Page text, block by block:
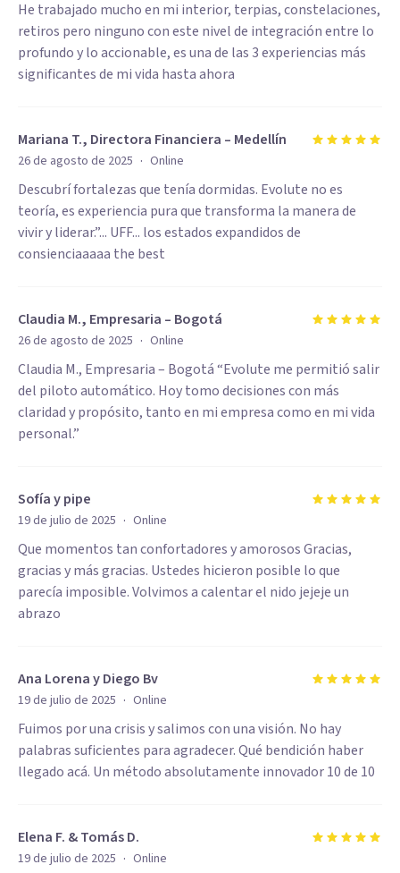
He trabajado mucho en mi interior, terpias, constelaciones,
retiros pero ninguno con este nivel de integración entre lo
profundo y lo accionable, es una de las 3 experiencias más
significantes de mi vida hasta ahora
Mariana T., Directora Financiera – Medellín
26 de agosto de 2025 · Online
Descubrí fortalezas que tenía dormidas. Evolute no es
teoría, es experiencia pura que transforma la manera de
vivir y liderar.”... UFF... los estados expandidos de
consienciaaaaa the best
Claudia M., Empresaria – Bogotá
26 de agosto de 2025 · Online
Claudia M., Empresaria – Bogotá “Evolute me permitió salir
del piloto automático. Hoy tomo decisiones con más
claridad y propósito, tanto en mi empresa como en mi vida
personal.”
Sofía y pipe
19 de julio de 2025 · Online
Que momentos tan confortadores y amorosos Gracias,
gracias y más gracias. Ustedes hicieron posible lo que
parecía imposible. Volvimos a calentar el nido jejeje un
abrazo
Ana Lorena y Diego Bv
19 de julio de 2025 · Online
Fuimos por una crisis y salimos con una visión. No hay
palabras suficientes para agradecer. Qué bendición haber
llegado acá. Un método absolutamente innovador 10 de 10
Elena F. & Tomás D.
19 de julio de 2025 · Online